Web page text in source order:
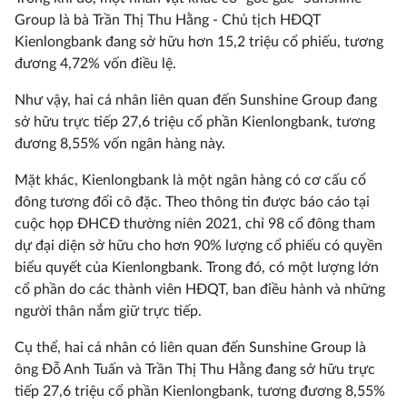
Group là bà Trần Thị Thu Hằng - Chủ tịch HĐQT
Kienlongbank đang sở hữu hơn 15,2 triệu cổ phiếu, tương
đương 4,72% vốn điều lệ.
Như vậy, hai cá nhân liên quan đến Sunshine Group đang
sở hữu trực tiếp 27,6 triệu cổ phần Kienlongbank, tương
đương 8,55% vốn ngân hàng này.
Mặt khác, Kienlongbank là một ngân hàng có cơ cấu cổ
đông tương đối cô đặc. Theo thông tin được báo cáo tại
cuộc họp ĐHCĐ thường niên 2021, chỉ 98 cổ đông tham
dự đại diện sở hữu cho hơn 90% lượng cổ phiếu có quyền
biểu quyết của Kienlongbank. Trong đó, có một lượng lớn
cổ phần do các thành viên HĐQT, ban điều hành và những
người thân nắm giữ trực tiếp.
Cụ thể, hai cá nhân có liên quan đến Sunshine Group là
ông Đỗ Anh Tuấn và Trần Thị Thu Hằng đang sở hữu trực
tiếp 27,6 triệu cổ phần Kienlongbank, tương đương 8,55%